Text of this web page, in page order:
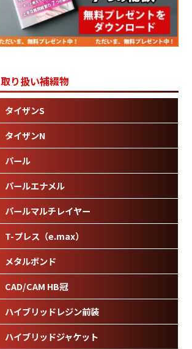
取り扱い補綴物
タイザンS
タイザンN
パール
パールエナメル
パールマルチレイヤー
T-プレス（e.max）
メタルボンド
CAD/CAM HB冠
ハイブリッドレジン前装
ハイブリッドジャケット